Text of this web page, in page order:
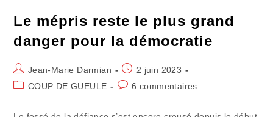
Le mépris reste le plus grand
danger pour la démocratie
Auteur/autrice
de
Jean-Marie Darmian
Publication
publiée :
2 juin 2023
PostCOUP DE GUEULE
Commentaires
6 commentaires